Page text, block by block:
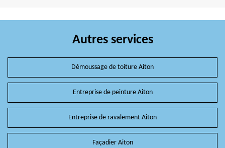
Autres services
Démoussage de toiture Aiton
Entreprise de peinture Aiton
Entreprise de ravalement Aiton
Façadier Aiton